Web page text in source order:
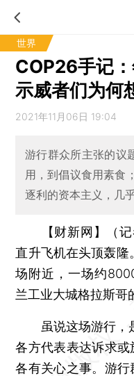
世界
COP26手记：
示威者们为何
2021年11月06日 19:04
游行群众所主张的议
用，到倡议食用素食
逐利的资本主义，几
【财新网】（
直升飞机在头顶轰
场附近，一场约
兰工业大城格拉斯哥
虽说这场游行，
各方代表表达诉求
各有关心之事。游行